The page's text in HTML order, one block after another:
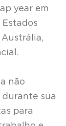
year em
Estados
Austrália,
não
sua
para